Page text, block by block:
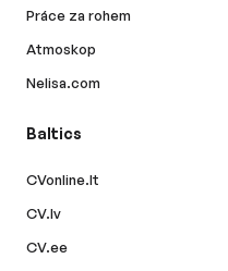
Práce za rohem
Atmoskop
Nelisa.com
Baltics
CVonline.lt
CV.lv
CV.ee